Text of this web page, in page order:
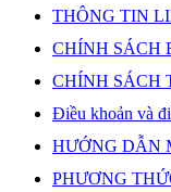
THÔNG TIN
CHÍNH SÁCH
CHÍNH SÁCH
Điều khoản và
HƯỚNG DẪN
PHƯƠNG